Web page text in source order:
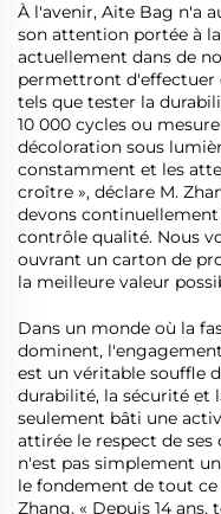
À l'avenir, Aite Bag n'a
son attention portée à
actuellement dans de
permettront d'effectuer
tels que tester la
10 000 cycles ou
décoloration sous
constamment et les
croître », déclare M.
devons
contrôle qualité. Nous
ouvrant un carton de
la meilleure valeur
Dans un monde où la
dominent,
est un véritable souffle
durabilité, la sécurité et
seulement bâti une
attirée le respect de ses
n'est pas simplement
le fondement de tout ce
Zhang. « Depuis 14